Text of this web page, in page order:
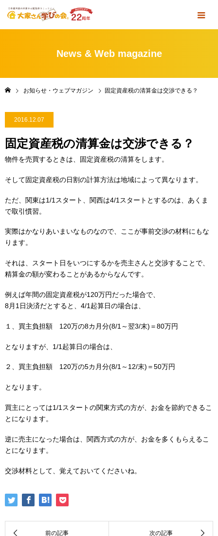
News & Web magazine
お知らせ・ウェブマガジン 固定資産税の清算金は交渉できる？
2016.12.07
固定資産税の清算金は交渉できる？
物件を売買するときは、固定資産税の清算をします。
そして固定資産税の日割の計算方法は地域によって異なります。
ただ、関東は1/1スタート、関西は4/1スタートとするのは、あくま
で取引慣習。
実際はかなりあいまいなものなので、ここが事前交渉の材料にもな
ります。
それは、スタート日をいつにするかを売主さんと交渉することで、
精算金の額が変わることがあるからなんです。
例えば年間の固定資産税が120万円だった場合で、
8月1日決済だとすると、4/1起算日の場合は、
１、買主負担額 120万の8カ月分(8/1～翌3/末)＝80万円
となりますが、1/1起算日の場合は、
２、買主負担額 120万の5カ月分(8/1～12/末)＝50万円
となります。
買主にとっては1/1スタートの関東方式の方が、お金を節約できるこ
とになります。
逆に売主になった場合は、関西方式の方が、お金を多くもらえるこ
とになります。
交渉材料として、覚えておいてくださいね。